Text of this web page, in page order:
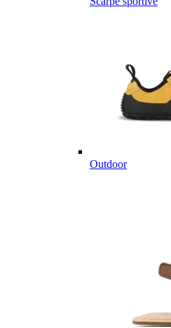
Outdoor